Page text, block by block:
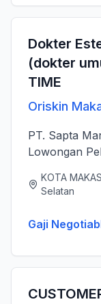
Dokter
(dokter
TIME
Oriskin
PT. Sapta
Lowongan
jawab
KOTA
Selatan
Gaji